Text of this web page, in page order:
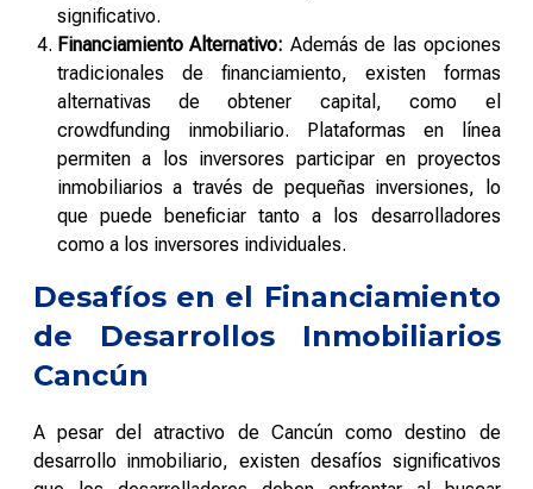
significativo.
Financiamiento Alternativo: Además de las opciones
tradicionales de financiamiento, existen formas
alternativas de obtener capital, como el
crowdfunding inmobiliario. Plataformas en línea
permiten a los inversores participar en proyectos
inmobiliarios a través de pequeñas inversiones, lo
que puede beneficiar tanto a los desarrolladores
como a los inversores individuales.
Desafíos en el Financiamiento
de Desarrollos Inmobiliarios
Cancún
A pesar del atractivo de Cancún como destino de
desarrollo inmobiliario, existen desafíos significativos